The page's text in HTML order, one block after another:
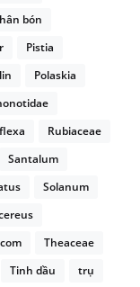
bón
Pistia
Polaskia
Rubiaceae
Santalum
Solanum
Theaceae
Tinh dầu
trụ